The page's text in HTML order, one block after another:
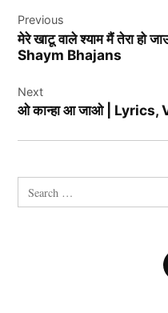
navigation
Previous
मेरे खाटू वाले श्याम मैं तेरा
Shaym Bhajans
Next
ओ कान्हा आ जाओ |
Search
for: